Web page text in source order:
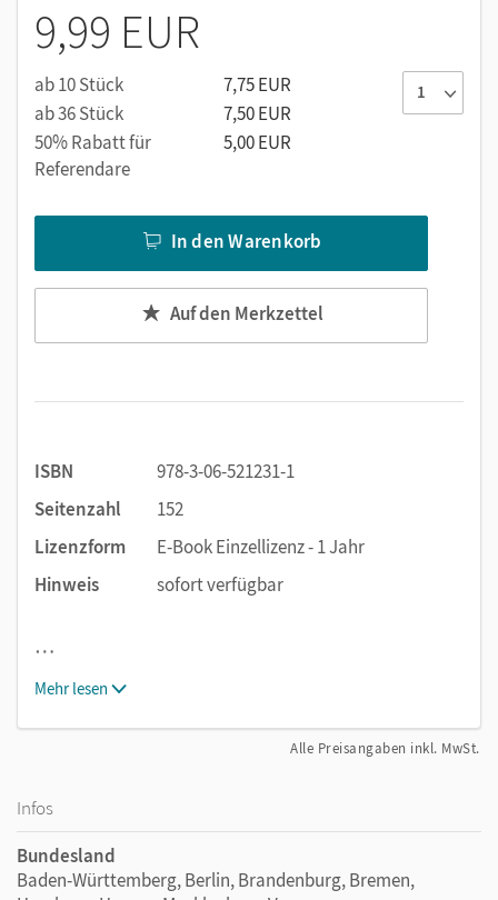
9,99 EUR
ab 10 Stück
7,75 EUR
ab 36 Stück
7,50 EUR
50% Rabatt für
Referendare
5,00 EUR
In den Warenkorb
Auf den Merkzettel
ISBN
978-3-06-521231-1
Seitenzahl
152
Lizenzform
E-Book Einzellizenz - 1 Jahr
Hinweis
sofort verfügbar
…
Mehr lesen
Alle Preisangaben inkl. MwSt.
Infos
Bundesland
Baden-Württemberg, Berlin, Brandenburg, Bremen,